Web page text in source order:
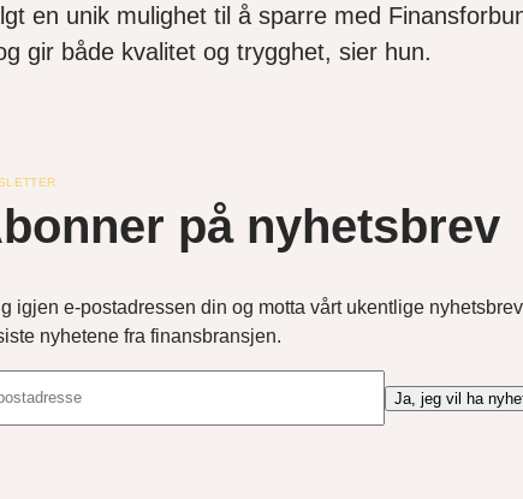
en unik mulighet til å sparre med
gir både kvalitet og trygghet, sier hun.
på nyhetsbrev
igjen e-postadressen din og motta vårt ukentlige
nyhetene fra finansbransjen.
Ja, jeg vil ha